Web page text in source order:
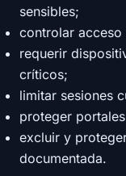
sensibles;
controlar acceso
requerir
críticos;
limitar sesiones
proteger
excluir y
documentada.